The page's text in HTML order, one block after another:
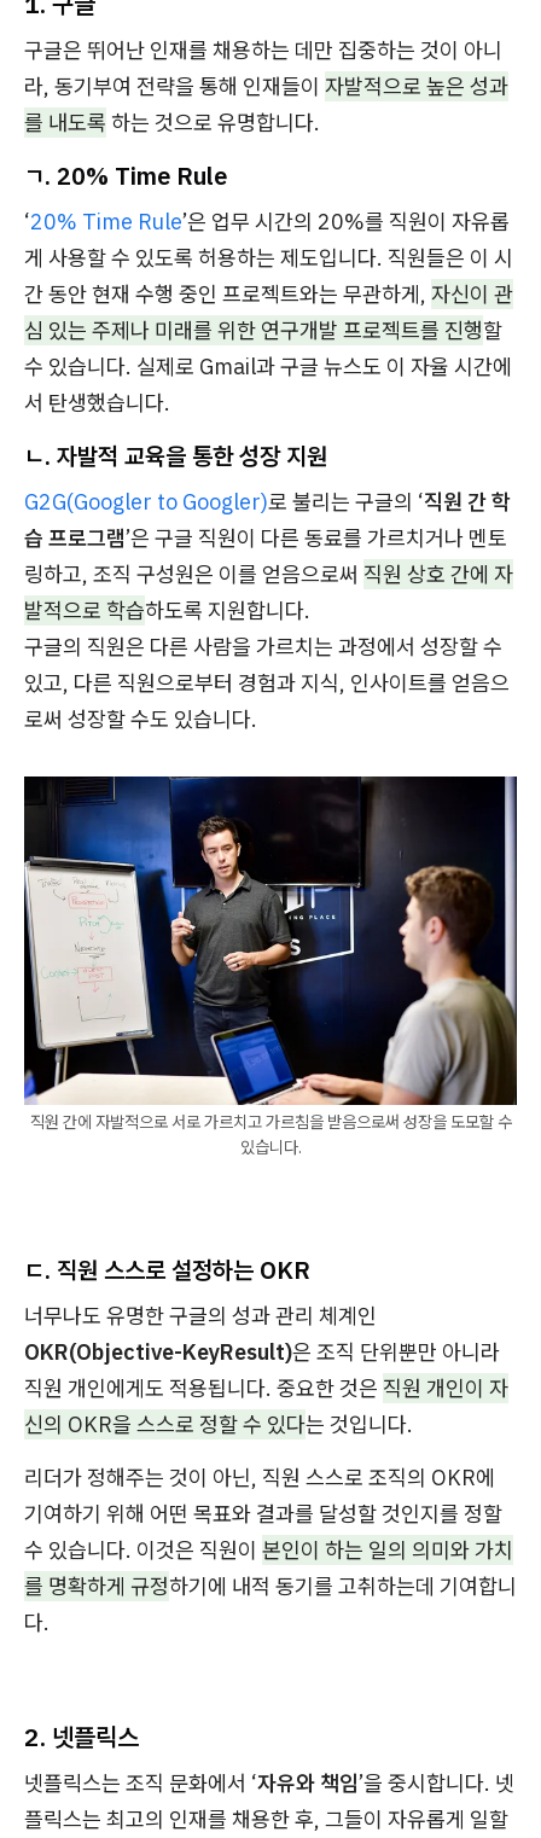
구글은 뛰어난 인재를 채용하는 데만 집중하는 것이 아니
라, 동기부여 전략을 통해 인재들이 자발적으로 높은 성과
를 내도록 하는 것으로 유명합니다.
ㄱ. 20% Time Rule
‘20% Time Rule’은 업무 시간의 20%를 직원이 자유롭
게 사용할 수 있도록 허용하는 제도입니다. 직원들은 이 시
간 동안 현재 수행 중인 프로젝트와는 무관하게, 자신이 관
심 있는 주제나 미래를 위한 연구개발 프로젝트를 진행할
수 있습니다. 실제로 Gmail과 구글 뉴스도 이 자율 시간에
서 탄생했습니다.
ㄴ. 자발적 교육을 통한 성장 지원
G2G(Googler to Googler)로 불리는 구글의 ‘직원 간 학
습 프로그램’은 구글 직원이 다른 동료를 가르치거나 멘토
링하고, 조직 구성원은 이를 얻음으로써 직원 상호 간에 자
발적으로 학습하도록 지원합니다.
구글의 직원은 다른 사람을 가르치는 과정에서 성장할 수
있고, 다른 직원으로부터 경험과 지식, 인사이트를 얻음으
로써 성장할 수도 있습니다.
직원 간에 자발적으로 서로 가르치고 가르침을 받음으로써 성장을 도모할 수
있습니다.
ㄷ. 직원 스스로 설정하는 OKR
너무나도 유명한 구글의 성과 관리 체계인
OKR(Objective-KeyResult)은 조직 단위뿐만 아니라
직원 개인에게도 적용됩니다. 중요한 것은 직원 개인이 자
신의 OKR을 스스로 정할 수 있다는 것입니다.
리더가 정해주는 것이 아닌, 직원 스스로 조직의 OKR에
기여하기 위해 어떤 목표와 결과를 달성할 것인지를 정할
수 있습니다. 이것은 직원이 본인이 하는 일의 의미와 가치
를 명확하게 규정하기에 내적 동기를 고취하는데 기여합니
다.
2. 넷플릭스
넷플릭스는 조직 문화에서 ‘자유와 책임’을 중시합니다. 넷
플릭스는 최고의 인재를 채용한 후, 그들이 자유롭게 일할